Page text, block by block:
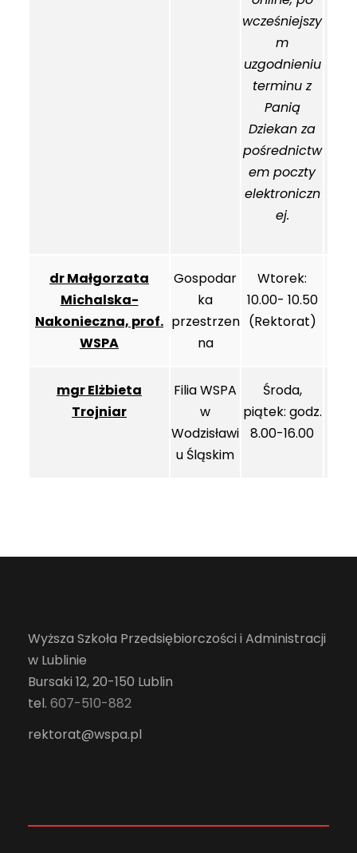
wcześniejszy
m
uzgodnieniu
terminu z
Panią
Dziekan za
pośrednictw
em poczty
elektroniczn
ej.
dr Małgorzata
Michalska-
Nakonieczna, prof.
WSPA
Gospodar
ka
przestrzen
na
Wtorek:
10.00- 10.50
(Rektorat)
mgr Elżbieta
Trojniar
Filia WSPA
w
Wodzisławi
u Śląskim
Środa,
piątek: godz.
8.00-16.00
Wyższa Szkoła Przedsiębiorczości i Administracji
w Lublinie
Bursaki 12, 20-150 Lublin
tel. 607-510-882
rektorat@wspa.pl